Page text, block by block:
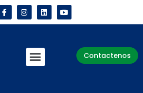
Contactenos